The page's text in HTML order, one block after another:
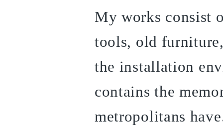
My works consist
tools, old
the installation
contains the
metropolitans